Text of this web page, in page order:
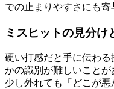
での止まりやすさにも寄
ミスヒットの見分け
硬い打感だと手に伝わ
かの識別が難しいこと
少し外れても「どこが